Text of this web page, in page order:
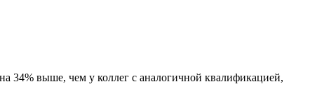
34% выше, чем у коллег с аналогичной квалификацией,